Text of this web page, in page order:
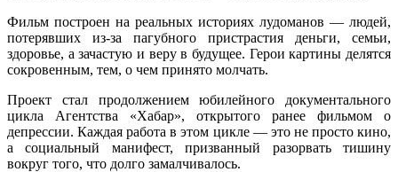
Фильм построен на реальных историях лудоманов — людей,
потерявших из-за пагубного пристрастия деньги, семьи,
здоровье, а зачастую и веру в будущее. Герои картины делятся
сокровенным, тем, о чем принято молчать.
Проект стал продолжением юбилейного документального
цикла Агентства «Хабар», открытого ранее фильмом о
депрессии. Каждая работа в этом цикле — это не просто кино,
а социальный манифест, призванный разорвать тишину
вокруг того, что долго замалчивалось.